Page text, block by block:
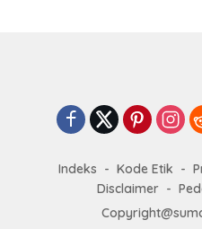
Indeks Kode Etik
Disclaimer